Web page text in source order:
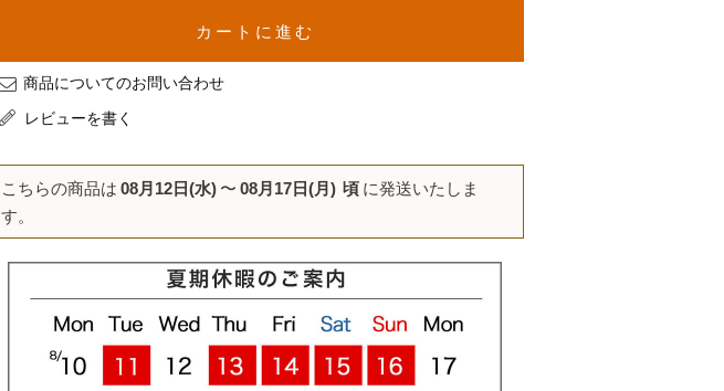
カートに進む
商品についてのお問い合わせ
レビューを書く
こちらの商品は 08月12日(水) 〜 08月17日(月) 頃 に発送いたしま
す。